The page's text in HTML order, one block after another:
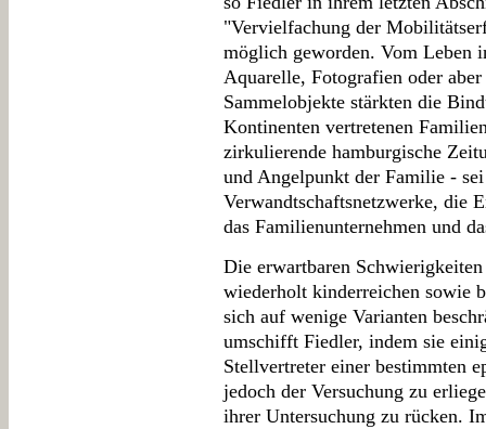
"Vervielfachung der
möglich geworden. Vom Leben
Aquarelle, Fotografien oder
Sammelobjekte stärkten die
Kontinenten vertretenen
zirkulierende hamburgische
und Angelpunkt der Familie -
Verwandtschaftsnetzwerke, die
das Familienunternehmen und
Die erwartbaren
wiederholt kinderreichen sowie
sich auf wenige Varianten
umschifft Fiedler, indem sie
Stellvertreter einer bestimmten
jedoch der Versuchung zu
ihrer Untersuchung zu rücken.